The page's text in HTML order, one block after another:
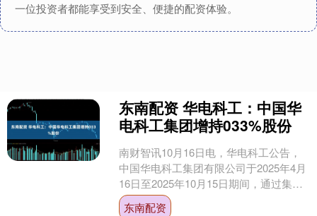
一位投资者都能享受到安全、便捷的配资体验。
东南配资 华电科工：中国华
电科工集团增持033%股份
南财智讯10月16日电，华电科工公告，
中国华电科工集团有限公司于2025年4月
16日至2025年10月15日期间，通过集中
竞价方式累计增持公司股份388.73万....
东南配资